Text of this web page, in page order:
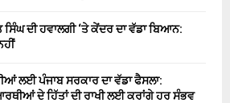
ਸਿੰਘ ਦੀ ਹਵਾਲਗੀ ‘ਤੇ ਕੇਂਦਰ ਦਾ ਵੱਡਾ ਬਿਆਨ:
ਲਈ ਪੰਜਾਬ ਸਰਕਾਰ ਦਾ ਵੱਡਾ ਫੈਸਲਾ:
ਦੇ ਹਿੱਤਾਂ ਦੀ ਰਾਖੀ ਲਈ ਕਰਾਂਗੇ ਹਰ ਸੰਭਵ